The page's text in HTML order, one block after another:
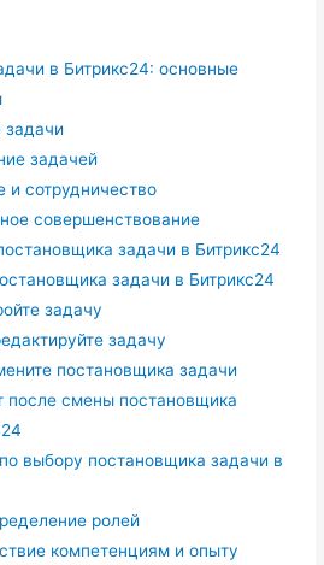
в Битрикс24: основные
задачи
задачей
сотрудничество
совершенствование
задачи в Битрикс24
задачи в Битрикс24
задачу
задачу
постановщика задачи
после смены постановщика
выбору постановщика задачи в
ролей
компетенциям и опыту